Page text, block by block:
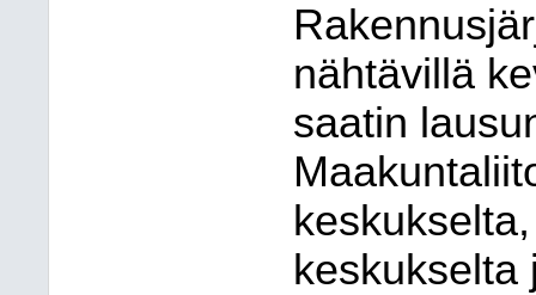
nähtävillä
saatin